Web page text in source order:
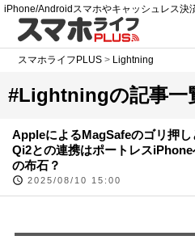
iPhone/Androidスマホやキャッシュレス決
スマホライフPLUS > Lightning
#Lightningの記事一
AppleによるMagSafeのゴリ押し
Qi2との連携はポートレスiPhone
の布石？
2025/08/10 15:00